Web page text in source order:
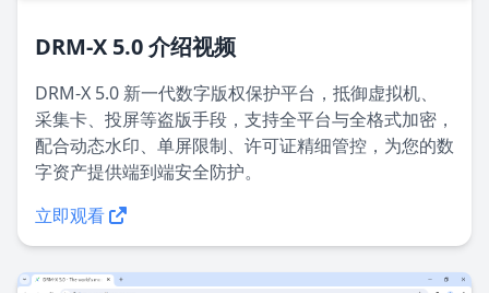
DRM-X 5.0 介绍视频
DRM-X 5.0 新一代数字版权保护平台，抵御虚拟机、
采集卡、投屏等盗版手段，支持全平台与全格式加密，
配合动态水印、单屏限制、许可证精细管控，为您的数
字资产提供端到端安全防护。
立即观看